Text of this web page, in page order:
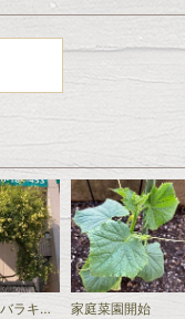
モッコウバラキャンペーン開催中
家庭菜園開始